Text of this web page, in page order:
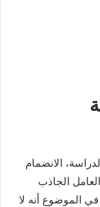
الانضمام
الجاذب
الموضوع أنه لا